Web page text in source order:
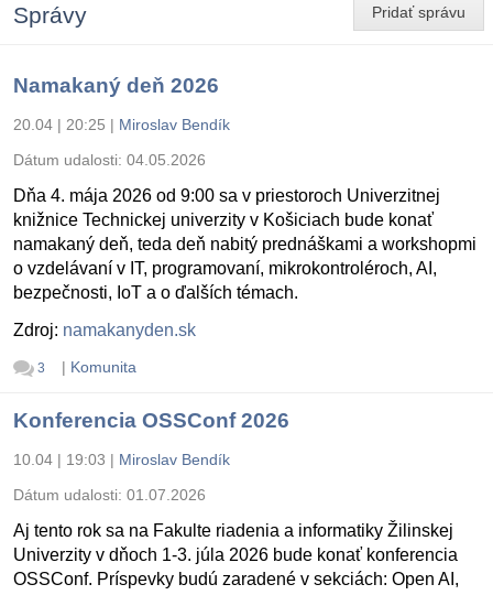
Pridať správu
Správy
Namakaný deň 2026
20.04 | 20:25 | Miroslav Bendík
Dátum udalosti: 04.05.2026
Dňa 4. mája 2026 od 9:00 sa v priestoroch Univerzitnej
knižnice Technickej univerzity v Košiciach bude konať
namakaný deň, teda deň nabitý prednáškami a workshopmi
o vzdelávaní v IT, programovaní, mikrokontroléroch, AI,
bezpečnosti, IoT a o ďalších témach.
Zdroj: namakanyden.sk
3 | Komunita
Konferencia OSSConf 2026
10.04 | 19:03 | Miroslav Bendík
Dátum udalosti: 01.07.2026
Aj tento rok sa na Fakulte riadenia a informatiky Žilinskej
Univerzity v dňoch 1-3. júla 2026 bude konať konferencia
OSSConf. Príspevky budú zaradené v sekciách: Open AI,